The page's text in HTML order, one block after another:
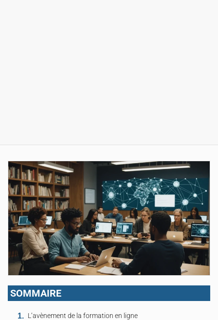
SOMMAIRE
L’avènement de la formation en ligne